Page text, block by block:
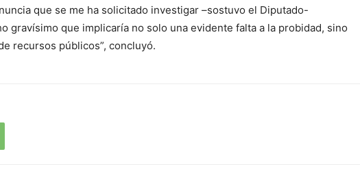
que se me ha solicitado investigar –sostuvo el Diputado-
gravísimo que implicaría no solo una evidente falta a la probidad, sino
recursos públicos”, concluyó.